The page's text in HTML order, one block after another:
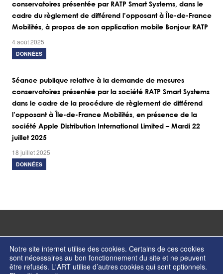
conservatoires présentée par RATP Smart Systems, dans le
cadre du règlement de différend l’opposant à Île-de-France
Mobilités, à propos de son application mobile Bonjour RATP
4 août 2025
DONNÉES
Séance publique relative à la demande de mesures
conservatoires présentée par la société RATP Smart Systems
dans le cadre de la procédure de règlement de différend
l’opposant à Île-de-France Mobilités, en présence de la
société Apple Distribution International Limited – Mardi 22
juillet 2025
18 juillet 2025
DONNÉES
© Copyright 2026 - Autorité de régulation des transports - ISSN 2274-2123
Notre site internet utilise des cookies. Certains de ces cookies
sont nécessaires au bon fonctionnement du site et ne peuvent
être refusés. L'ART utilise d’autres cookies qui sont optionnels.